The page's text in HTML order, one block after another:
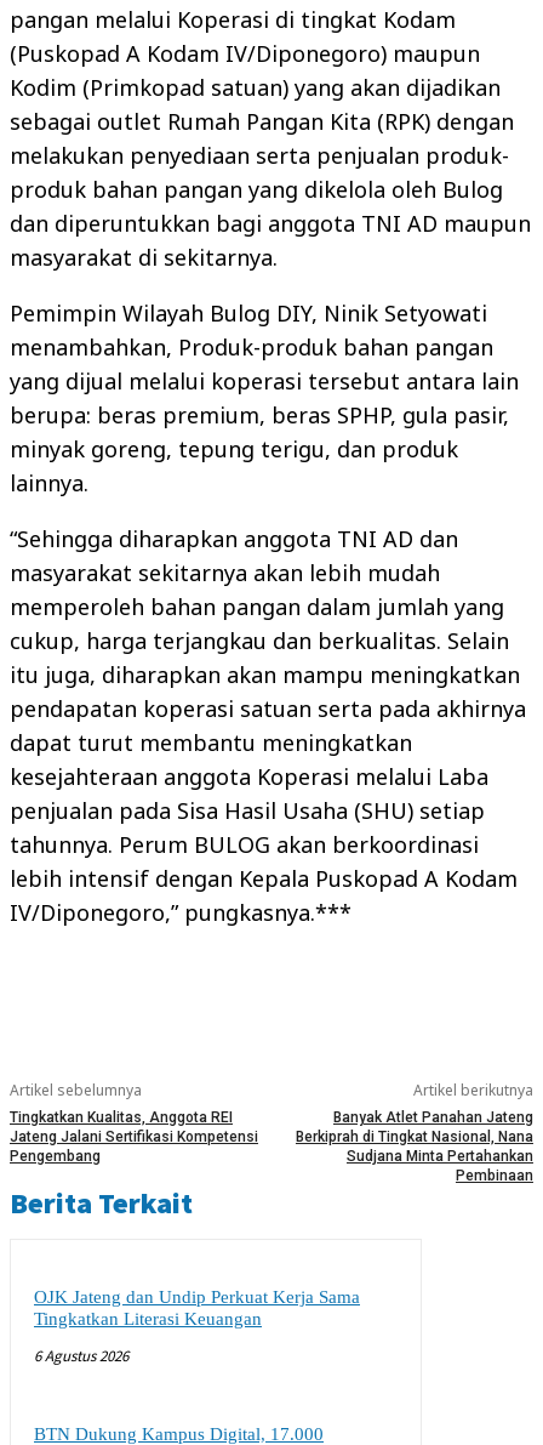
pangan melalui Koperasi di tingkat Kodam
(Puskopad A Kodam IV/Diponegoro) maupun
Kodim (Primkopad satuan) yang akan dijadikan
sebagai outlet Rumah Pangan Kita (RPK) dengan
melakukan penyediaan serta penjualan produk-
produk bahan pangan yang dikelola oleh Bulog
dan diperuntukkan bagi anggota TNI AD maupun
masyarakat di sekitarnya.
Pemimpin Wilayah Bulog DIY, Ninik Setyowati
menambahkan, Produk-produk bahan pangan
yang dijual melalui koperasi tersebut antara lain
berupa: beras premium, beras SPHP, gula pasir,
minyak goreng, tepung terigu, dan produk
lainnya.
“Sehingga diharapkan anggota TNI AD dan
masyarakat sekitarnya akan lebih mudah
memperoleh bahan pangan dalam jumlah yang
cukup, harga terjangkau dan berkualitas. Selain
itu juga, diharapkan akan mampu meningkatkan
pendapatan koperasi satuan serta pada akhirnya
dapat turut membantu meningkatkan
kesejahteraan anggota Koperasi melalui Laba
penjualan pada Sisa Hasil Usaha (SHU) setiap
tahunnya. Perum BULOG akan berkoordinasi
lebih intensif dengan Kepala Puskopad A Kodam
IV/Diponegoro,” pungkasnya.***
Artikel sebelumnya
Tingkatkan Kualitas, Anggota REI
Jateng Jalani Sertifikasi Kompetensi
Pengembang
Artikel berikutnya
Banyak Atlet Panahan Jateng
Berkiprah di Tingkat Nasional, Nana
Sudjana Minta Pertahankan
Pembinaan
Berita Terkait
OJK Jateng dan Undip Perkuat Kerja Sama
Tingkatkan Literasi Keuangan
6 Agustus 2026
BTN Dukung Kampus Digital, 17.000